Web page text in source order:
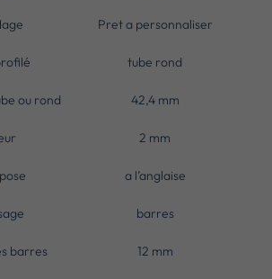
Pret a personnaliser
tube rond
ou rond 42,4 mm
2 mm
a l’anglaise
barres
barres 12 mm